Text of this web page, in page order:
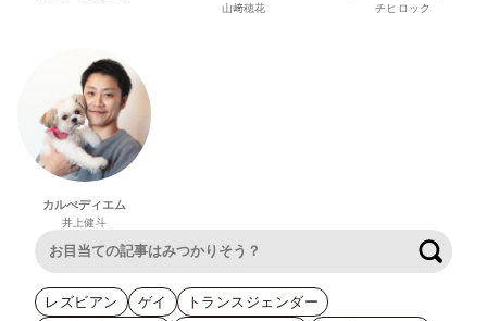
山﨑穂花 チヒロック
カルぺディエム
井上健斗
レズビアン ゲイ
トランスジェンダー